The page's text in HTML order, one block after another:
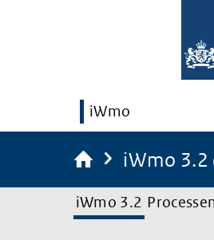
iWmo
iWmo
iWmo 3.2